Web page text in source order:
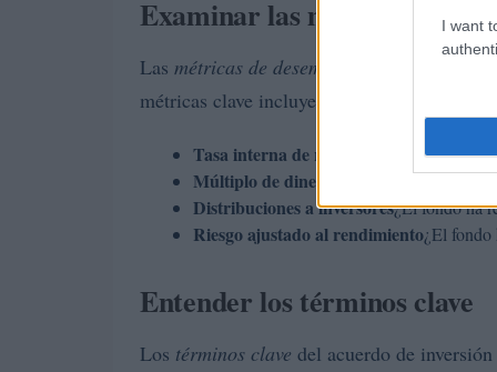
I want
Examinar las métricas de
Las métricas de desempeño
proporcionan
métricas clave incluyen:
Tasa interna de retorno (TIR) Mide la
Múltiplo de dinero (MoM) Indica
Distribuciones a inversores¿El fondo ha
Riesgo ajustado al rendimiento¿El fondo
Entender los términos clave
Los términos clave del acuerdo de